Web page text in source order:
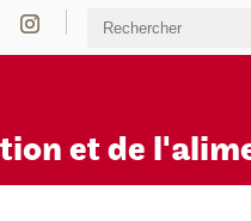
et de